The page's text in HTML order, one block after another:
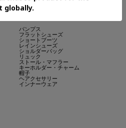
パンプス
フラットシューズ
ショートブーツ
レインシューズ
ショルダーバッグ
リュック
ストール・マフラー
キーホルダー・チャーム
帽子
ヘアクセサリー
インナーウェア